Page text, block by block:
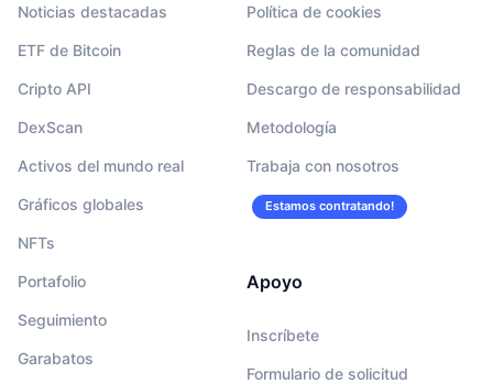
Noticias destacadas
ETF de Bitcoin
Cripto API
DexScan
Activos del mundo real
Gráficos globales
NFTs
Portafolio
Seguimiento
Garabatos
Política de cookies
Reglas de la comunidad
Descargo de responsabilidad
Metodología
Trabaja con nosotros
Estamos contratando!
Apoyo
Inscríbete
Formulario de solicitud